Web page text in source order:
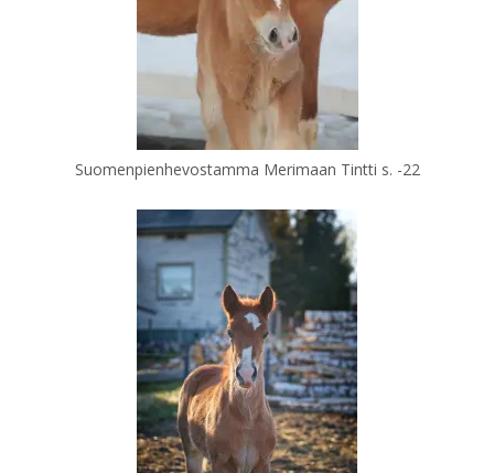
Suomenpienhevostamma Merimaan Tintti s. -22